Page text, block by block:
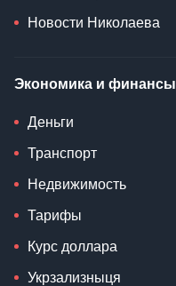
Новости Николаева
Экономика и финансы
Деньги
Транспорт
Недвижимость
Тарифы
Курс доллара
Укрзализныця